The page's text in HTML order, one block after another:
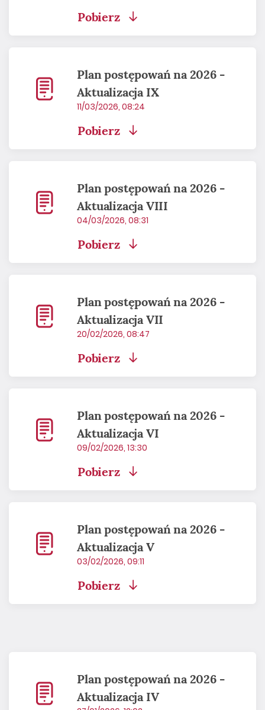
Pobierz
Plan postępowań na 2026 -
Aktualizacja IX
11/03/2026, 08:24
Pobierz
Plan postępowań na 2026 -
Aktualizacja VIII
04/03/2026, 08:31
Pobierz
Plan postępowań na 2026 -
Aktualizacja VII
20/02/2026, 08:47
Pobierz
Plan postępowań na 2026 -
Aktualizacja VI
09/02/2026, 13:30
Pobierz
Plan postępowań na 2026 -
Aktualizacja V
03/02/2026, 09:11
Pobierz
Plan postępowań na 2026 -
Aktualizacja IV